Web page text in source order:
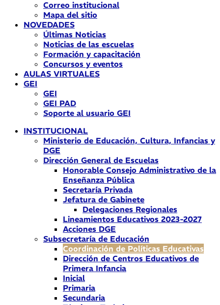
Correo institucional
Mapa del sitio
NOVEDADES
Últimas Noticias
Noticias de las escuelas
Formación y capacitación
Concursos y eventos
AULAS VIRTUALES
GEI
GEI
GEI PAD
Soporte al usuario GEI
INSTITUCIONAL
Ministerio de Educación, Cultura, Infancias y
DGE
Dirección General de Escuelas
Honorable Consejo Administrativo de la
Enseñanza Pública
Secretaría Privada
Jefatura de Gabinete
Delegaciones Regionales
Lineamientos Educativos 2023-2027
Acciones DGE
Subsecretaría de Educación
Coordinación de Políticas Educativas
Dirección de Centros Educativos de
Primera Infancia
Inicial
Primaria
Secundaria